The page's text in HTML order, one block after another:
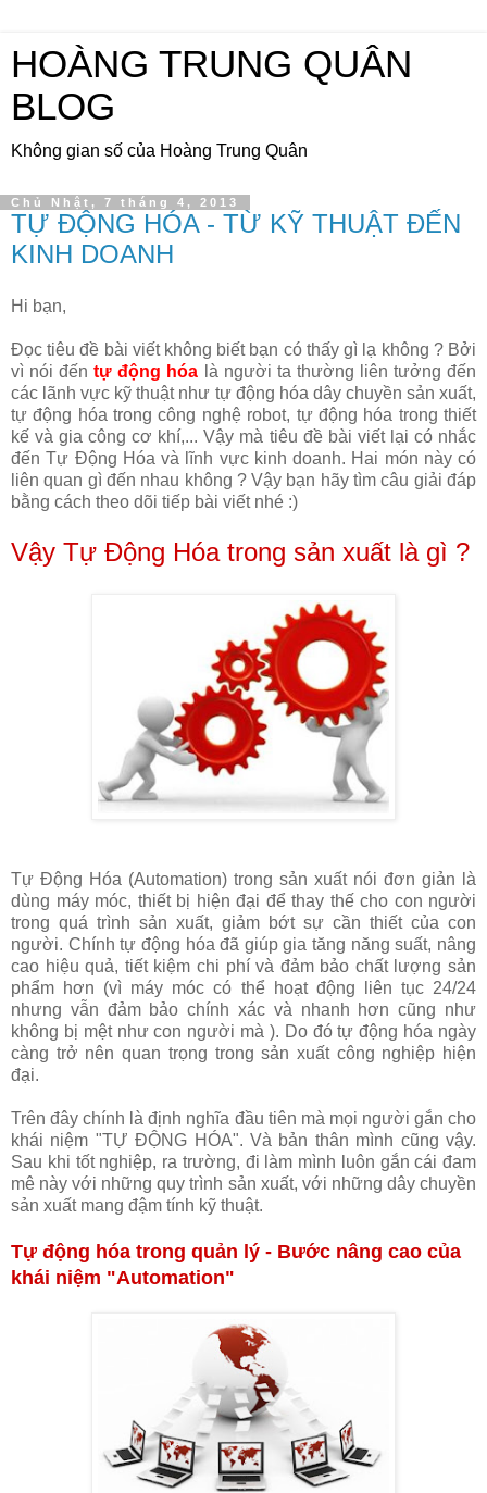
HOÀNG TRUNG QUÂN
BLOG
Không gian số của Hoàng Trung Quân
Chủ Nhật, 7 tháng 4, 2013
TỰ ĐỘNG HÓA - TỪ KỸ THUẬT ĐẾN
KINH DOANH
Hi bạn,
Đọc tiêu đề bài viết không biết bạn có thấy gì lạ không ? Bởi
vì nói đếntự động hóa là người ta thường liên tưởng đến
các lãnh vực kỹ thuật như tự động hóa dây chuyền sản xuất,
tự động hóa trong công nghệ robot, tự động hóa trong thiết
kế và gia công cơ khí,... Vậy mà tiêu đề bài viết lại có nhắc
đến Tự Động Hóa và lĩnh vực kinh doanh. Hai món này có
liên quan gì đến nhau không ? Vậy bạn hãy tìm câu giải đáp
bằng cách theo dõi tiếp bài viết nhé :)
Vậy Tự Động Hóa trong sản xuất là gì ?
Tự Động Hóa (Automation) trong sản xuất nói đơn giản là
dùng máy móc, thiết bị hiện đại để thay thế cho con người
trong quá trình sản xuất, giảm bớt sự cần thiết của con
người. Chính tự động hóa đã giúp gia tăng năng suất, nâng
cao hiệu quả, tiết kiệm chi phí và đảm bảo chất lượng sản
phẩm hơn (vì máy móc có thể hoạt động liên tục 24/24
nhưng vẫn đảm bảo chính xác và nhanh hơn cũng như
không bị mệt như con người mà ). Do đó tự động hóa ngày
càng trở nên quan trọng trong sản xuất công nghiệp hiện
đại.
Trên đây chính là định nghĩa đầu tiên mà mọi người gắn cho
khái niệm "TỰ ĐỘNG HÓA". Và bản thân mình cũng vậy.
Sau khi tốt nghiệp, ra trường, đi làm mình luôn gắn cái đam
mê này với những quy trình sản xuất, với những dây chuyền
sản xuất mang đậm tính kỹ thuật.
Tự động hóa trong quản lý - Bước nâng cao của
khái niệm "Automation"